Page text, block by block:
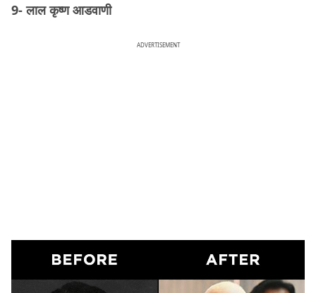
9- लाल कृष्ण आडवाणी
ADVERTISEMENT